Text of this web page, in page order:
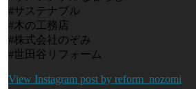
#サステナブル
#木の工務店
#株式会社のぞみ
#世田谷リフォーム
View Instagram post by reform_nozomi